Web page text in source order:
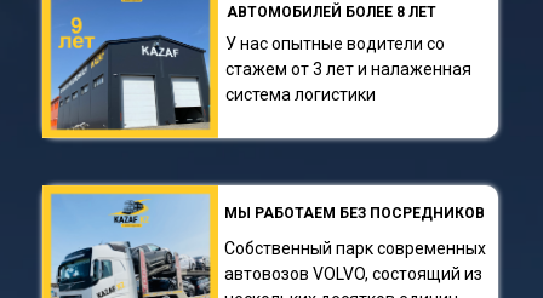
АВТОМОБИЛЕЙ БОЛЕЕ 8 ЛЕТ
У нас опытные водители со
стажем от 3 лет и налаженная
система логистики
МЫ РАБОТАЕМ БЕЗ ПОСРЕДНИКОВ
Собственный парк современных
автовозов VOLVO, состоящий из